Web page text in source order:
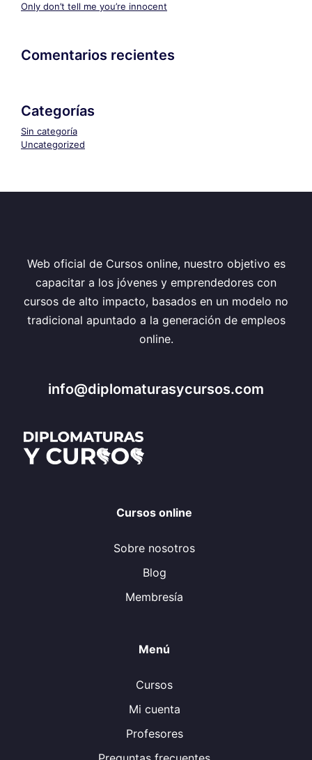
Only don’t tell me you’re innocent
Comentarios recientes
Categorías
Sin categoría
Uncategorized
Web oficial de Cursos online, nuestro objetivo es
capacitar a los jóvenes y emprendedores con
cursos de alto impacto, basados en un modelo no
tradicional apuntado a la generación de empleos
online.
info@diplomaturasycursos.com
Cursos online
Sobre nosotros
Blog
Membresía
Menú
Cursos
Mi cuenta
Profesores